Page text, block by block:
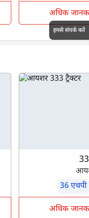
अधिक
36 एचपी
अधिक
हमसे संपर्क करें